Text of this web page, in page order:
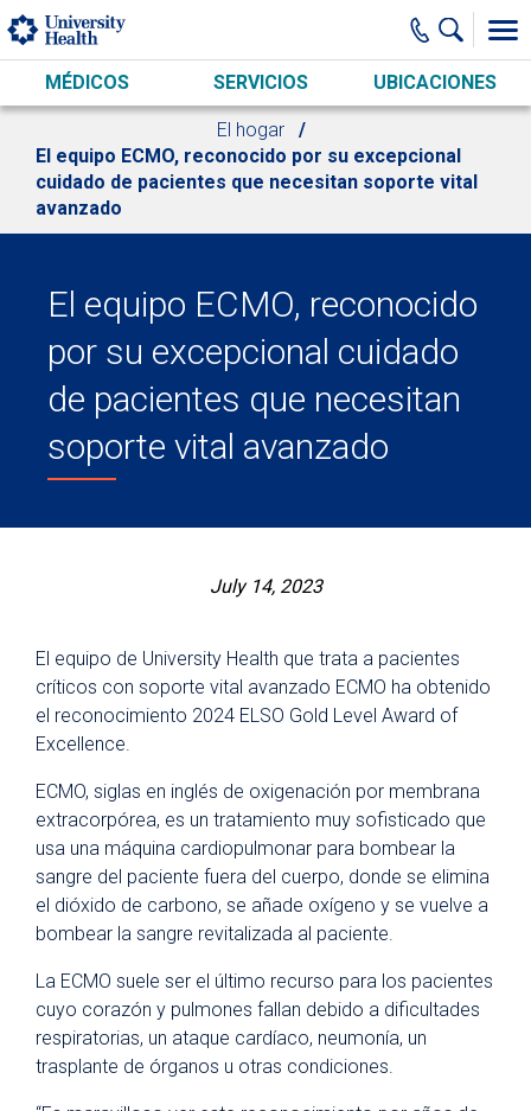
Skip to main content
MÉDICOS SERVICIOS UBICACIONES
El hogar
El equipo ECMO, reconocido por su excepcional
cuidado de pacientes que necesitan soporte vital
avanzado
El equipo ECMO, reconocido
por su excepcional cuidado
de pacientes que necesitan
soporte vital avanzado
July 14, 2023
El equipo de University Health que trata a pacientes
críticos con soporte vital avanzado ECMO ha obtenido
el reconocimiento 2024 ELSO Gold Level Award of
Excellence.
ECMO, siglas en inglés de oxigenación por membrana
extracorpórea, es un tratamiento muy sofisticado que
usa una máquina cardiopulmonar para bombear la
sangre del paciente fuera del cuerpo, donde se elimina
el dióxido de carbono, se añade oxígeno y se vuelve a
bombear la sangre revitalizada al paciente.
La ECMO suele ser el último recurso para los pacientes
cuyo corazón y pulmones fallan debido a dificultades
respiratorias, un ataque cardíaco, neumonía, un
trasplante de órganos u otras condiciones.